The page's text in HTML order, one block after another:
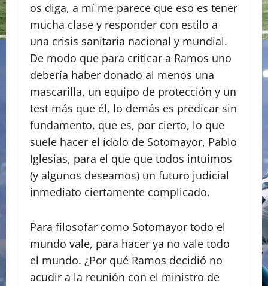
os diga, a mí me parece que eso es tener
mucha clase y responder con estilo a
una crisis sanitaria nacional y mundial.
De modo que para criticar a Ramos uno
debería haber donado al menos una
mascarilla, un equipo de protección y un
test más que él, lo demás es predicar sin
fundamento, que es, por cierto, lo que
suele hacer el ídolo de Sotomayor, Pablo
Iglesias, para el que que todos intuimos
(y algunos deseamos) un futuro judicial
inmediato ciertamente complicado.
Para filosofar como Sotomayor todo el
mundo vale, para hacer ya no vale todo
el mundo. ¿Por qué Ramos decidió no
acudir a la reunión con el ministro de